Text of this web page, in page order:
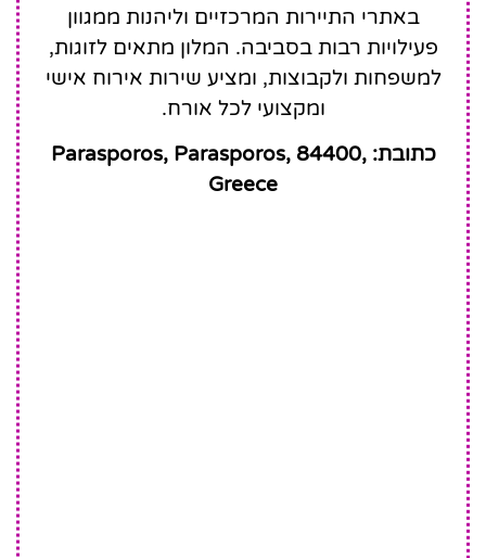
באתרי התיירות המרכזיים וליהנות ממגוון
פעילויות רבות בסביבה. המלון מתאים לזוגות,
למשפחות ולקבוצות, ומציע שירות אירוח אישי
ומקצועי לכל אורח.
כתובת: Parasporos, Parasporos, 84400,
Greece